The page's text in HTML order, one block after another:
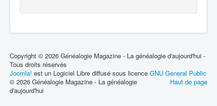
Copyright © 2026 Généalogie Magazine - La généalogie d'aujourd'hui -
Tous droits réservés
Joomla! est un Logiciel Libre diffusé sous licence GNU General Public
Haut de page
© 2026 Généalogie Magazine - La généalogie
d'aujourd'hui